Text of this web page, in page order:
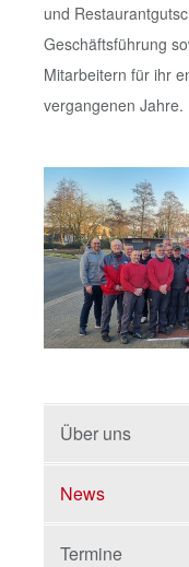
und
Geschäftsführung
Mitarbeitern für ihr
vergangenen Jahre.
Über uns
News
Termine